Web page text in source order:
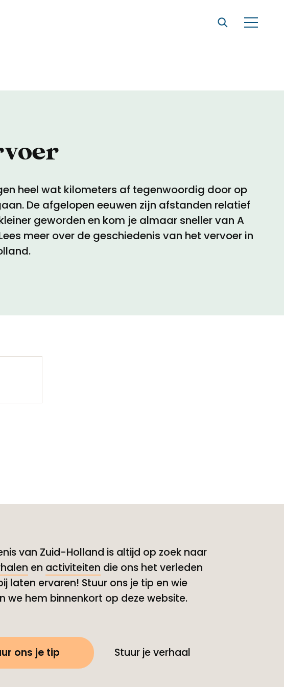
heel wat kilometers af tegenwoordig door op
De afgelopen eeuwen zijn afstanden relatief
geworden en kom je almaar sneller van A
meer over de geschiedenis van het vervoer in
van Zuid-Holland is altijd op zoek naar
en activiteiten die ons het verleden
laten ervaren! Stuur ons je tip en wie
we hem binnenkort op deze website.
ons je tip Stuur je verhaal